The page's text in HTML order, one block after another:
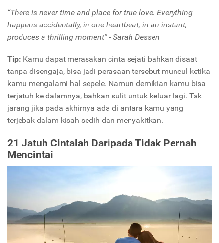
“There is never time and place for true love. Everything
happens accidentally, in one heartbeat, in an instant,
produces a thrilling moment” - Sarah Dessen
Tip: Kamu dapat merasakan cinta sejati bahkan disaat
tanpa disengaja, bisa jadi perasaan tersebut muncul ketika
kamu mengalami hal sepele. Namun demikian kamu bisa
terjatuh ke dalamnya, bahkan sulit untuk keluar lagi. Tak
jarang jika pada akhirnya ada di antara kamu yang
terjebak dalam kisah sedih dan menyakitkan.
21 Jatuh Cintalah Daripada Tidak Pernah
Mencintai